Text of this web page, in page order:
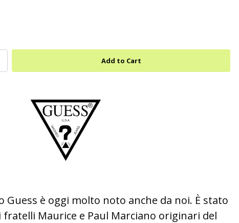
Guess è oggi molto noto anche da noi. È stato
fratelli Maurice e Paul Marciano originari del